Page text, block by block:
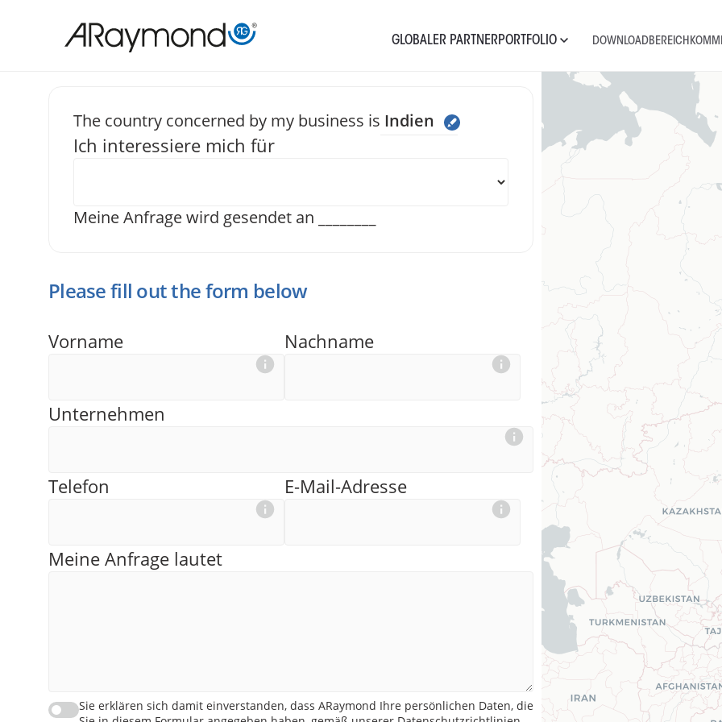
GLOBALER PARTNERPORTFOLIO DOWNLOADBEREICH
Senden Sie uns eine
The country concerned by my business is Indien
Ich interessiere mich für
Meine Anfrage wird gesendet an
Please fill out the form below
Vorname Nachname
Unternehmen
Telefon E-Mail-Adresse
Meine Anfrage lautet
Sie erklären sich damit einverstanden, dass ARaymond Ihre persönlichen Daten, die